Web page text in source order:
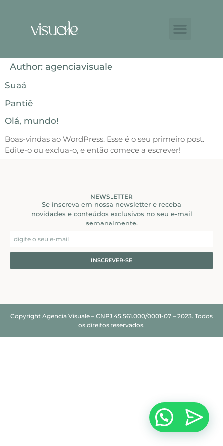
Author: agenciavisuale
Suaá
Pantiê
Olá, mundo!
Boas-vindas ao WordPress. Esse é o seu primeiro post.
Edite-o ou exclua-o, e então comece a escrever!
NEWSLETTER
Se inscreva em nossa newsletter e receba
novidades e conteúdos exclusivos no seu e-mail
semanalmente.
INSCREVER-SE
Copyright Agencia Visuale – CNPJ 45.561.000/0001-07 – 2023. Todos
os direitos reservados.